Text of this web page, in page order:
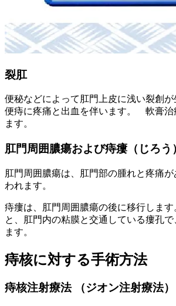
裂肛
便秘などによって肛門上皮に浅い裂創
便痔に疼痛と出血を伴います。 軟膏治
ます。
肛門周囲膿瘍および痔瘻（じろう
肛門周囲膿瘍は、肛門部の腫れと疼痛
われます。
痔瘻は、肛門周囲膿瘍の後に移行しま
と、肛門内の粘膜と交通している瘻孔
ます。
痔核に対する手術方法
痔核注射療法 （ジオン注射療法）